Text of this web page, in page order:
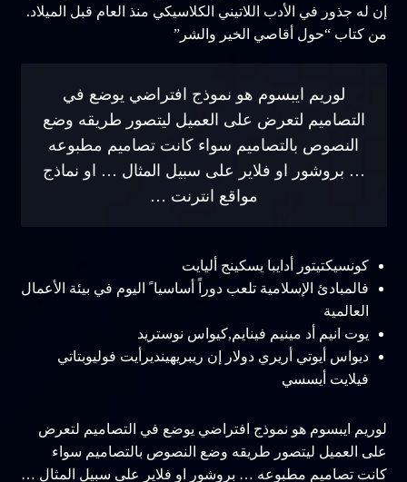
إن له جذور في الأدب اللاتيني الكلاسيكي منذ العام قبل الميلاد.
من كتاب “حول أقاصي الخير والشر”
لوريم ايبسوم هو نموذج افتراضي يوضع في
التصاميم لتعرض على العميل ليتصور طريقه وضع
النصوص بالتصاميم سواء كانت تصاميم مطبوعه
… بروشور او فلاير على سبيل المثال … او نماذج
مواقع انترنت …
كونسيكتيتور أدايبا يسكينج أليايت
فالمبادئ الإسلامية تلعب دوراً أساسيا ً اليوم في بيئة الأعمال
العالمية
يوت انيم أد مينيم فينايم,كيواس نوستريد
ديواس أيوتي أريري دولار إن ريبريهينديرأيت فوليوبتاتي
فيلايت أيسسي
لوريم ايبسوم هو نموذج افتراضي يوضع في التصاميم لتعرض
على العميل ليتصور طريقه وضع النصوص بالتصاميم سواء
كانت تصاميم مطبوعه … بروشور او فلاير على سبيل المثال …